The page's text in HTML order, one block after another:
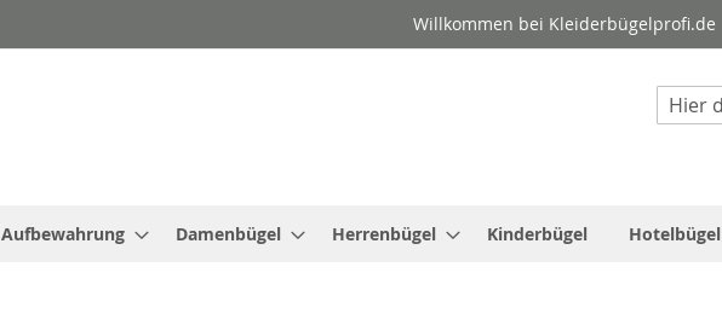
Willkommen bei Kleiderbügelprofi.de
Suche
Aufbewahrung Damenbügel Herrenbügel Kinderbügel Hotelbügel